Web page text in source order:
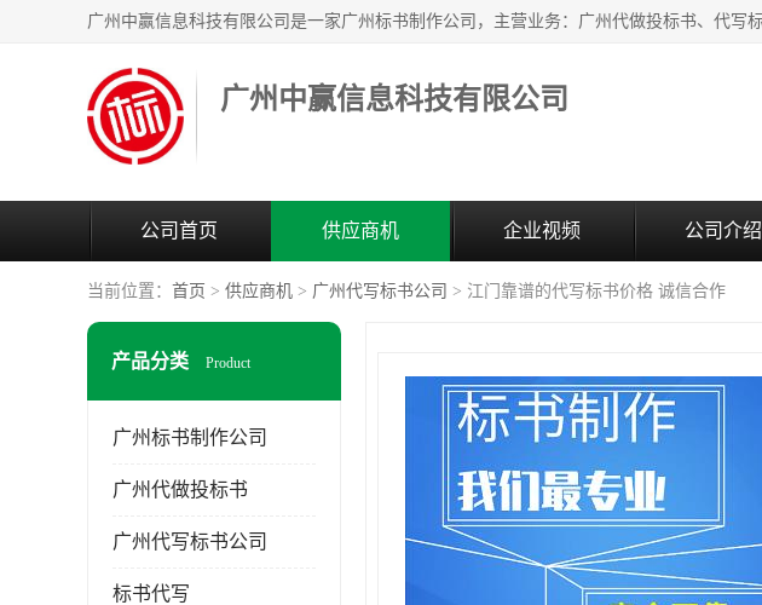
广州中赢信息科技有限公司
公司首页 供应商机 企业视频 公司介绍
当前位置： 首页 > 供应商机 > 广州代写标书公司 > 江门靠谱的代写标书价格 诚信合作
产品分类 Product
广州标书制作公司
广州代做投标书
广州代写标书公司
标书代写